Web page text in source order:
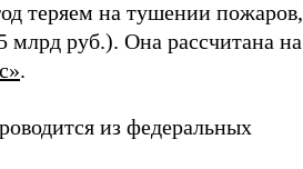
теряем на тушении пожаров,
млрд руб.). Она рассчитана на
».
из федеральных